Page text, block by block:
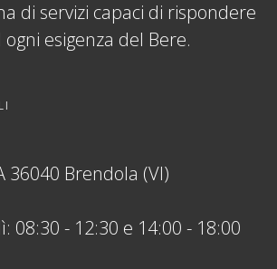
di servizi capaci di rispondere
esigenza del Bere.
36040 Brendola (VI)
08:30 - 12:30 e 14:00 - 18:00